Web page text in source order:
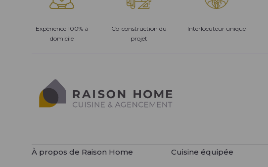
Expérience 100% à
domicile
Co-construction du
projet
Interlocuteur unique
À propos de Raison Home Cuisine équipée